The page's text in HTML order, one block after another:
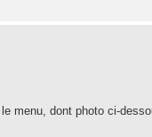
menu, dont photo ci-